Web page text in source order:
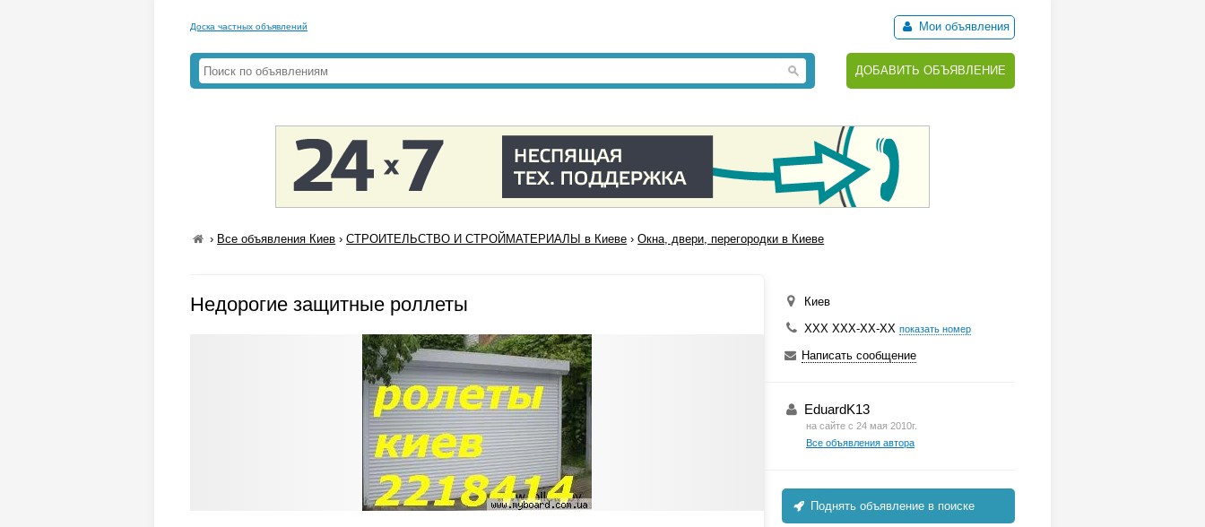
Доска частных объявлений Мои объявления
ДОБАВИТЬ ОБЪЯВЛЕНИЕ
› Все объявления Киев ›СТРОИТЕЛЬСТВО И СТРОЙМАТЕРИАЛЫ в Киеве ›Окна, двери, перегородки в Киеве
Недорогие защитные роллеты
Киев
ХХХ ХХХ-ХХ-ХХ показать номер
Написать сообщение
EduardK13
на сайте с 24 мая 2010г.
Все объявления автора
Поднять объявление в поиске